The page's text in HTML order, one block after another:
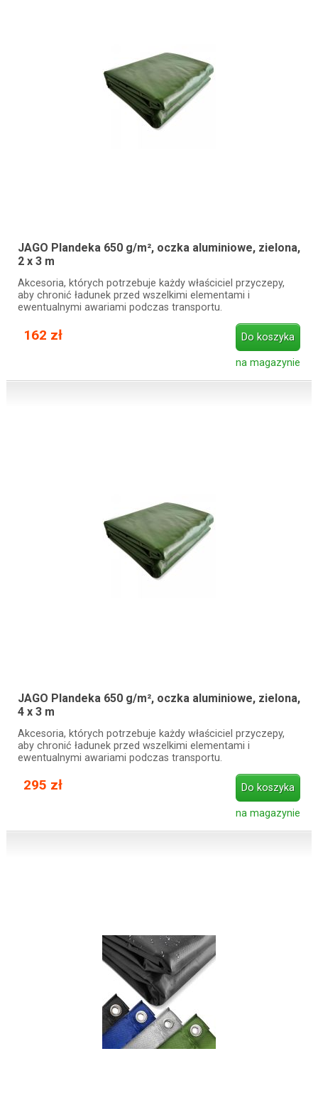
JAGO Plandeka 650 g/m², oczka aluminiowe, zielona,
2 x 3 m
Akcesoria, których potrzebuje każdy właściciel przyczepy,
aby chronić ładunek przed wszelkimi elementami i
ewentualnymi awariami podczas transportu.
162 zł Do koszyka
na magazynie
JAGO Plandeka 650 g/m², oczka aluminiowe, zielona,
4 x 3 m
Akcesoria, których potrzebuje każdy właściciel przyczepy,
aby chronić ładunek przed wszelkimi elementami i
ewentualnymi awariami podczas transportu.
295 zł Do koszyka
na magazynie